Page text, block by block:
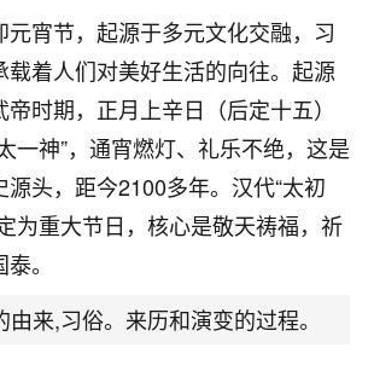
元宵节，起源于多元文化交融，习
载着人们对美好生活的向往。起源
时期，正月上辛日（后定十五）
一神”，通宵燃灯、礼乐不绝，这是
头，距今2100多年。汉代“太初
为重大节日，核心是敬天祷福，祈
。
由来,习俗。来历和演变的过程。
老师3年了，都是缘分啊！
湖北 19
，这两年，生意屡屡受挫，店开一家关
意不好，生意好的就出事。前些年攒的
，真是倒霉！我也想找人看看到底怎么